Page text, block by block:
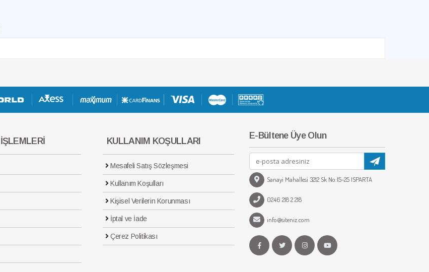
KULLANIM KOŞULLARI
Mesafeli Satış Sözleşmesi
Kullanım Koşulları
Kişisel Verilerin Korunması
İptal ve İade
Çerez Politikası
E-Bültene Üye Olun
Sanayi Mahallesi 3212 Sk No:15-25 ISPARTA
0246 218 2 218
info@siteniz.com